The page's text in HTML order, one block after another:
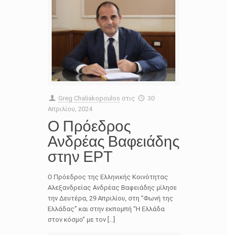
Greg Chaliakopoulos στις
30
Απριλίου, 2024
Ο Πρόεδρος
Ανδρέας Βαφειάδης
στην ΕΡΤ
Ο Πρόεδρος της Ελληνικής Κοινότητας
Αλεξανδρείας Ανδρέας Βαφειάδης μίλησε
την Δευτέρα, 29 Απριλίου, στη “Φωνή της
Ελλάδας” και στην εκπομπή “Η Ελλάδα
στον κόσμο” με τον […]